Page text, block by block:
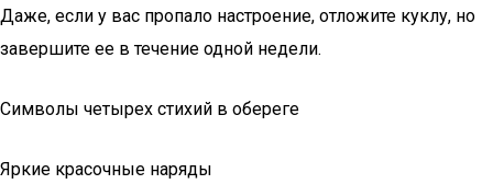
Даже, если у вас пропало настроение, отложите куклу, но
завершите ее в течение одной недели.
Символы четырех стихий в обереге
Яркие красочные наряды